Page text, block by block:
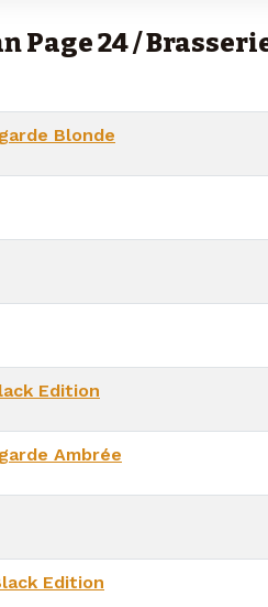
Page 24 /
Blonde
Edition
Ambrée
Edition